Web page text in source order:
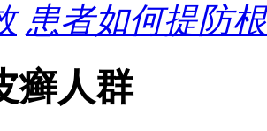
患者如何提防
癣人群